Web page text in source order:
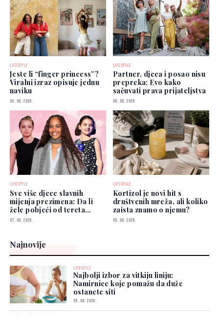
LIFESTYLE
Jeste li “finger princess”?
Viralni izraz opisuje jednu
naviku
05. 08. 2026.
LIFESTYLE
Partner, djeca i posao nisu
prepreka: Evo kako
sačuvati prava prijateljstva
06. 08. 2026.
LIFESTYLE
Sve više djece slavnih
mijenja prezimena: Da li
žele pobjeći od tereta
poznatih roditelja?
07. 08. 2026.
LIFESTYLE
Kortizol je novi hit s
društvenih mreža, ali koliko
zaista znamo o njemu?
05. 08. 2026.
Najnovije
LIFESTYLE
Najbolji izbor za vitkiju liniju:
Namirnice koje pomažu da duže
ostanete siti
09. 08. 2026.